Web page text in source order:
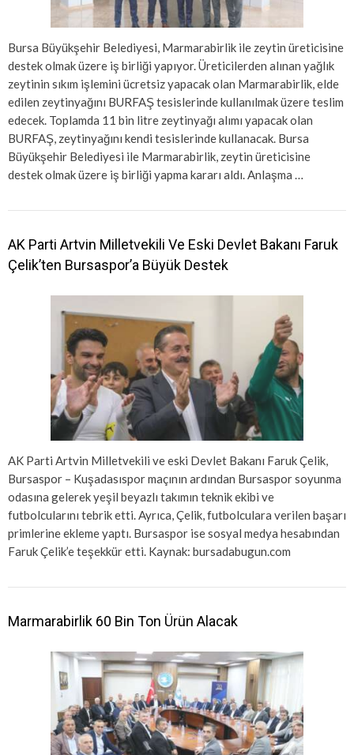
Bursa Büyükşehir Belediyesi, Marmarabirlik ile zeytin üreticisine
destek olmak üzere iş birliği yapıyor. Üreticilerden alınan yağlık
zeytinin sıkım işlemini ücretsiz yapacak olan Marmarabirlik, elde
edilen zeytinyağını BURFAŞ tesislerinde kullanılmak üzere teslim
edecek. Toplamda 11 bin litre zeytinyağı alımı yapacak olan
BURFAŞ, zeytinyağını kendi tesislerinde kullanacak. Bursa
Büyükşehir Belediyesi ile Marmarabirlik, zeytin üreticisine
destek olmak üzere iş birliği yapma kararı aldı. Anlaşma …
AK Parti Artvin Milletvekili Ve Eski Devlet Bakanı Faruk
Çelik’ten Bursaspor’a Büyük Destek
AK Parti Artvin Milletvekili ve eski Devlet Bakanı Faruk Çelik,
Bursaspor – Kuşadasıspor maçının ardından Bursaspor soyunma
odasına gelerek yeşil beyazlı takımın teknik ekibi ve
futbolcularını tebrik etti. Ayrıca, Çelik, futbolculara verilen başarı
primlerine ekleme yaptı. Bursaspor ise sosyal medya hesabından
Faruk Çelik’e teşekkür etti. Kaynak: bursadabugun.com
Marmarabirlik 60 Bin Ton Ürün Alacak